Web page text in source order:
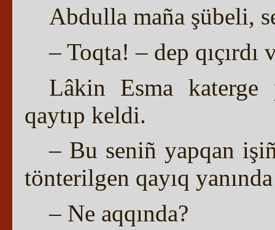
Abdulla maña şübeli,
– Toqta! – dep qıçırdı
Lâkin Esma
qaytıp keldi.
– Bu seniñ yapqan
tönterilgen qayıq yanında
– Ne aqqında?